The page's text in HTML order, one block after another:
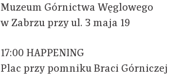
Muzeum Górnictwa Węglowego
w Zabrzu przy ul. 3 maja 19
17:00 HAPPENING
Plac przy pomniku Braci Górniczej